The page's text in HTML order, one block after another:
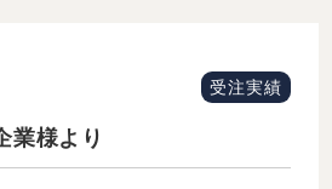
受注実績
業様より